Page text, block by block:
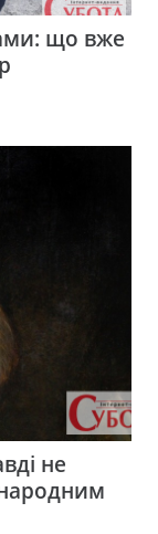
що вже
не